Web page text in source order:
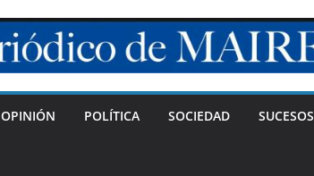
OPINIÓN POLÍTICA SOCIEDAD SUCESOS